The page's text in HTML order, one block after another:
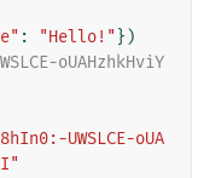
: "Hello!" })
oUAHzhkHviY
UWSLCE-oUA
I"